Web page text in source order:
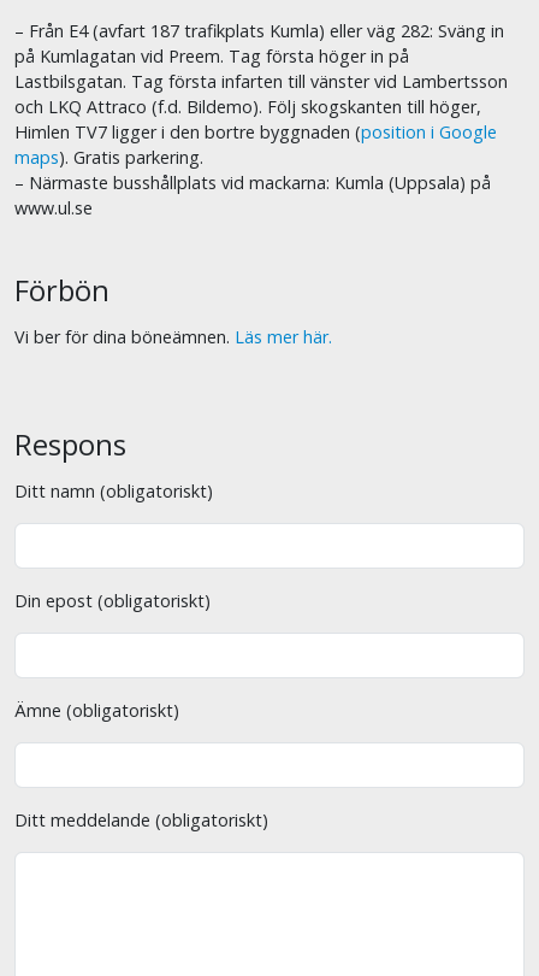
– Från E4 (avfart 187 trafikplats Kumla) eller väg 282: Sväng in
på Kumlagatan vid Preem. Tag första höger in på
Lastbilsgatan. Tag första infarten till vänster vid Lambertsson
och LKQ Attraco (f.d. Bildemo). Följ skogskanten till höger,
Himlen TV7 ligger i den bortre byggnaden (position i Google
maps). Gratis parkering.
– Närmaste busshållplats vid mackarna: Kumla (Uppsala) på
www.ul.se
Förbön
Vi ber för dina böneämnen. Läs mer här.
Respons
Ditt namn (obligatoriskt)
Din epost (obligatoriskt)
Ämne (obligatoriskt)
Ditt meddelande (obligatoriskt)